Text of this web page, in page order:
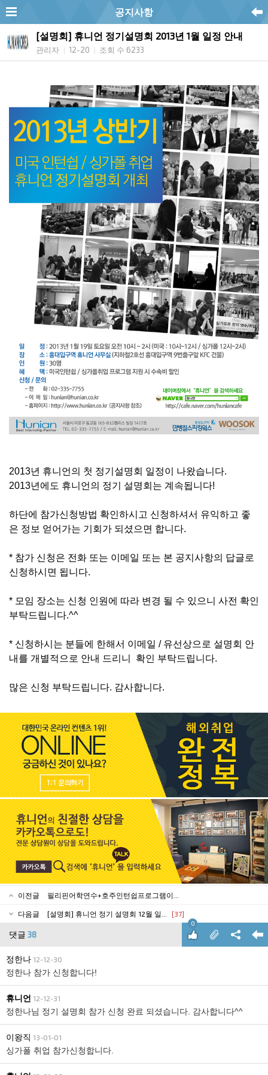
공지사항
[설명회] 휴니언 정기설명회 2013년 1월 일정 안내
관리자 12-20 조회 수 6233
2013년 휴니언의 첫 정기설명회 일정이 나왔습니다.
2013년에도 휴니언의 정기 설명회는 계속됩니다!
하단에 참가신청방법 확인하시고 신청하셔서 유익하고 좋
은 정보 얻어가는 기회가 되셨으면 합니다.
* 참가 신청은 전화 또는 이메일 또는 본 공지사항의 답글로
신청하시면 됩니다.
* 모임 장소는 신청 인원에 따라 변경 될 수 있으니 사전 확인
부탁드립니다.^^
* 신청하시는 분들에 한해서 이메일 / 유선상으로 설명회 안
내를 개별적으로 안내 드리니 확인 부탁드립니다.
많은 신청 부탁드립니다. 감사합니다.
이전글 필리핀어학연수+호주인턴쉽프로그램이...
다음글 [설명회] 휴니언 정기 설명회 12월 일... [37]
댓글 38
0
정한나 12-12-30
정한나 참가 신청합니다!
휴니언 12-12-31
정한나님 정기 설명회 참가 신청 완료 되셨습니다. 감사합니다^^
이왕직 13-01-01
싱가폴 취업 참가신청합니다.